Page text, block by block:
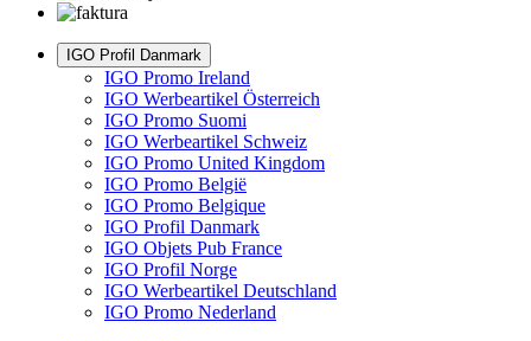
IGO Profil Danmark
IGO Promo Ireland
IGO Werbeartikel Österreich
IGO Promo Suomi
IGO Werbeartikel Schweiz
IGO Promo United Kingdom
IGO Promo België
IGO Promo Belgique
IGO Profil Danmark
IGO Objets Pub France
IGO Profil Norge
IGO Werbeartikel Deutschland
IGO Promo Nederland